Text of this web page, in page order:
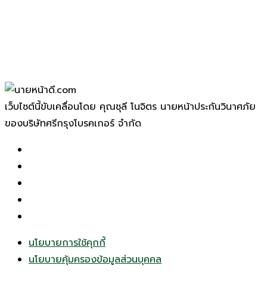
เว็บไซต์นี้ขับเคลื่อนโดย คุณชุลี โนจิตร นายหน้าประกันวินาศภัย
ของบริษัทศรีกรุงโบรคเกอร์ จำกัด
นโยบายการใช้คุกกี้
นโยบายคุ้มครองข้อมูลส่วนบุคคล